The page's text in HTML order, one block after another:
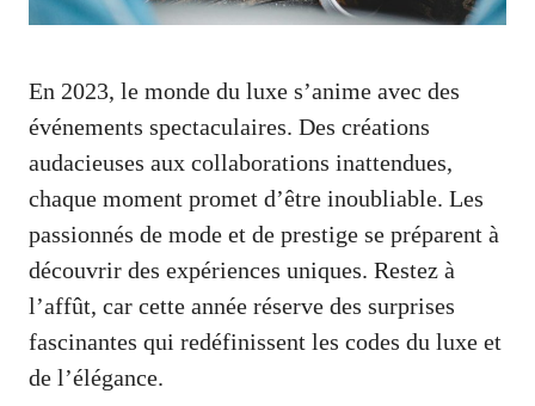
En 2023, le monde du luxe s’anime avec des
événements spectaculaires. Des créations
audacieuses aux collaborations inattendues,
chaque moment promet d’être inoubliable. Les
passionnés de mode et de prestige se préparent à
découvrir des expériences uniques. Restez à
l’affût, car cette année réserve des surprises
fascinantes qui redéfinissent les codes du luxe et
de l’élégance.